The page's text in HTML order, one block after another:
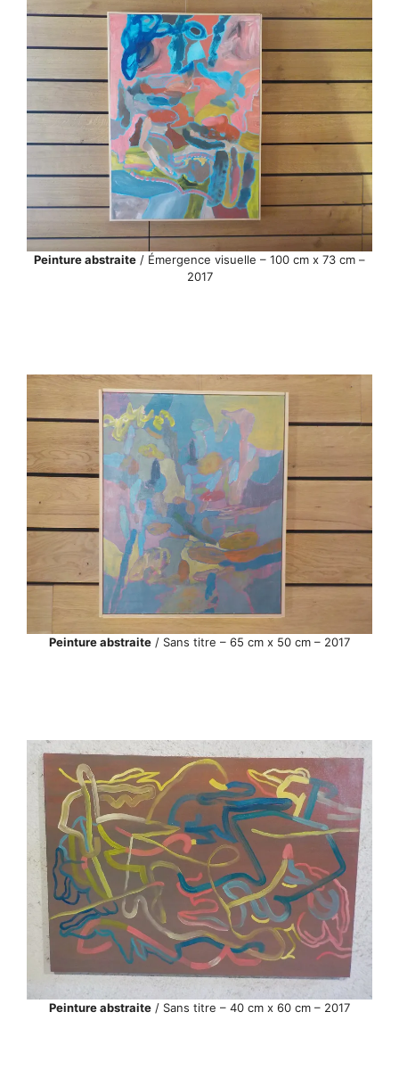
Peinture abstraite / Émergence visuelle – 100 cm x 73 cm –
2017
Peinture abstraite / Sans titre – 65 cm x 50 cm – 2017
Peinture abstraite / Sans titre – 40 cm x 60 cm – 2017